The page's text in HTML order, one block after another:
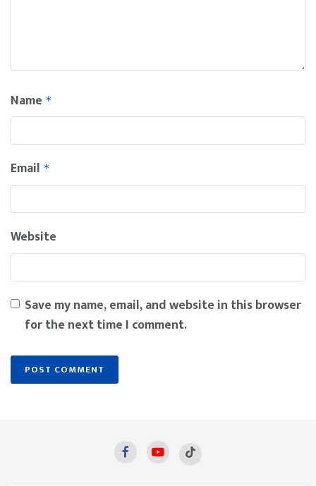
Name *
Email *
Website
Save my name, email, and website in this browser
for the next time I comment.